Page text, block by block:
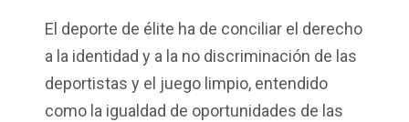
El deporte de élite ha de conciliar el derecho
a la identidad y a la no discriminación de las
deportistas y el juego limpio, entendido
como la igualdad de oportunidades de las